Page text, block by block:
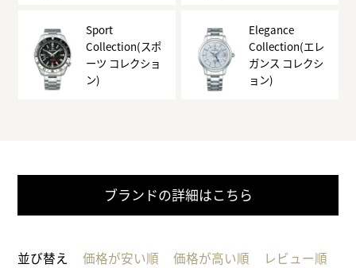
Sport
Collection(スポ
ーツ コレクショ
ン)
Elegance
Collection(エレ
ガンス コレクシ
ョン)
ブランドの詳細はこちら
並び替え 価格が安い順 価格が高い順
レビュー順